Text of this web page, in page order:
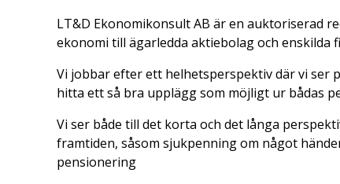
LT&D Ekonomikonsult AB är en auktoriserad
ekonomi till ägarledda aktiebolag och enskilda
Vi jobbar efter ett helhetsperspektiv där vi
hitta ett så bra upplägg som möjligt ur bådas
Vi ser både till det korta och det långa
framtiden, såsom sjukpenning om något
pensionering